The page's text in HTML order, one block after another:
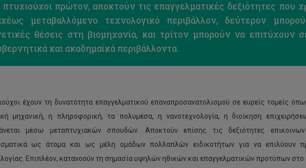
πτυχιούχοι πρώτον, αποκτούν τις επαγγελματικές δεξιότητες που
μεταβαλλόμενο τεχνολογικό περιβάλλον, δεύτερον
θέσεις στη βιομηχανία, και τρίτον μπορούν να επιτύχουν
και ακαδημαϊκά περιβάλλοντα.
έχουν τη δυνατότητα επαγγελματικού επαναπροσανατολισμού σε ευρείς τομείς
μηχανική, η πληροφορική, τα πολυμέσα, η νανοτεχνολογία, η διοίκηση
μέσω μεταπτυχιακών σπουδών. Αποκτούν επίσης τις δεξιότητες
ως άτομα και ως μέλη ομάδων πολλαπλών ειδικοτήτων για να επιλύουν
Επιπλέον, κατανοούν τη σημασία υψηλών ηθικών και επαγγελματικών προτύπων στο